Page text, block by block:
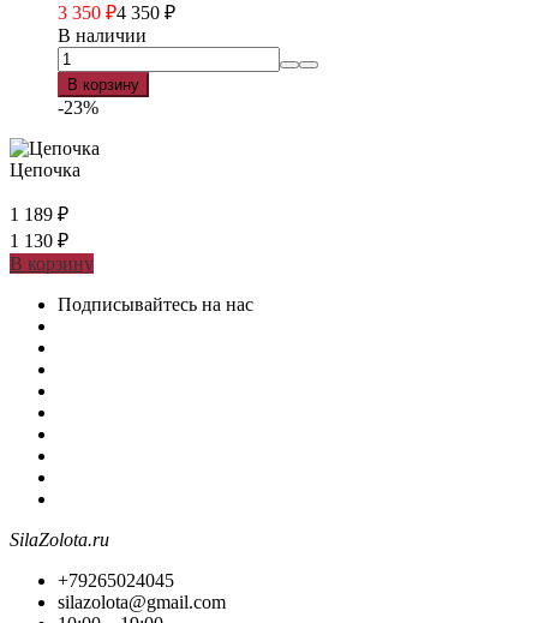
3 350 ₽4 350 ₽
В наличии
В корзину
-23%
Цепочка
1 189 ₽
1 130 ₽
В корзину
Подписывайтесь на нас
SilaZolota.ru
+79265024045
silazolota@gmail.com